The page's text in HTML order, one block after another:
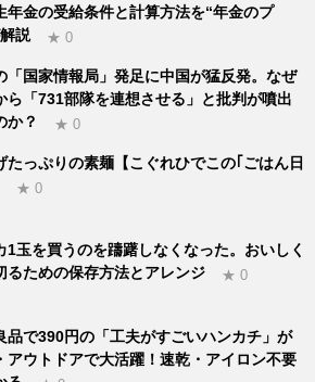
年金の受給条件と計算方法を“年金のプ
説
★ 0
「国家情報局」発足に中国が猛反発。なぜ
ら「731部隊を連想させる」と批判が噴出
か？
★ 0
たっぷりの素麺【こぐれひでこの｢ごはん日
★ 0
1玉を買うのを躊躇しなくなった。おいしく
るための保存方法とアレンジ
★ 0
品で390円の「工夫がすごいハンカチ」が
アウトドアで大活躍！速乾・アイロン不要